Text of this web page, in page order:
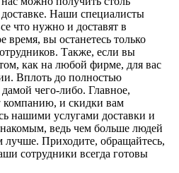
Наши специалисты
что нужно и доставят в
время, вы останетесь только
Также, если вы
как на любой фирме, для вас
Вплоть до полностью
чего-либо. Главное,
компанию, и скидки вам
нашими услугами доставки и
ведь чем больше людей
лучше. Приходите, обращайтесь,
сотрудники всегда готовы